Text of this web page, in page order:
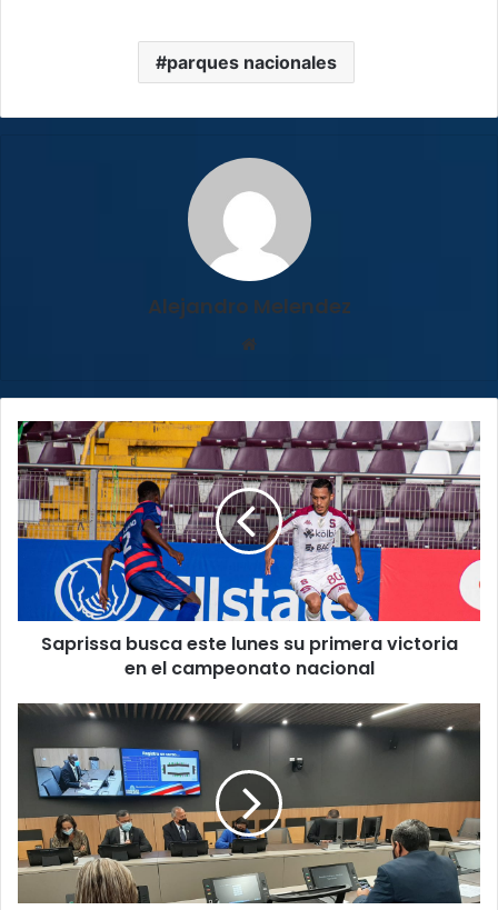
parques nacionales
Alejandro Melendez
Saprissa
busca
este
lunes
su
victoria
el
campeonato
Saprissa busca este lunes su primera victoria
en el campeonato nacional
Audiencia
Alvarado
por
caso
UPAD
será
en
el